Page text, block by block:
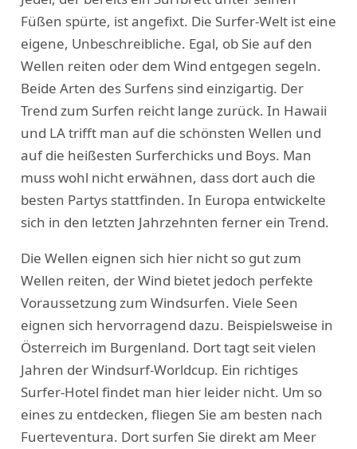
Füßen spürte, ist angefixt. Die Surfer-Welt ist eine
eigene, Unbeschreibliche. Egal, ob Sie auf den
Wellen reiten oder dem Wind entgegen segeln.
Beide Arten des Surfens sind einzigartig. Der
Trend zum Surfen reicht lange zurück. In Hawaii
und LA trifft man auf die schönsten Wellen und
auf die heißesten Surferchicks und Boys. Man
muss wohl nicht erwähnen, dass dort auch die
besten Partys stattfinden. In Europa entwickelte
sich in den letzten Jahrzehnten ferner ein Trend.
Die Wellen eignen sich hier nicht so gut zum
Wellen reiten, der Wind bietet jedoch perfekte
Voraussetzung zum Windsurfen. Viele Seen
eignen sich hervorragend dazu. Beispielsweise in
Österreich im Burgenland. Dort tagt seit vielen
Jahren der Windsurf-Worldcup. Ein richtiges
Surfer-Hotel findet man hier leider nicht. Um so
eines zu entdecken, fliegen Sie am besten nach
Fuerteventura. Dort surfen Sie direkt am Meer